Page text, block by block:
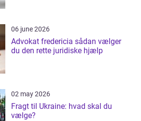
06 june 2026
Advokat fredericia sådan vælger
du den rette juridiske hjælp
02 may 2026
Fragt til Ukraine: hvad skal du
vælge?